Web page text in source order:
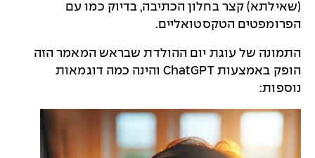
(שאילתא) קצר בחלון הכתיבה, בדיוק כמו עם
הפרומפטים הטקסטואליים.
התמונה של עוגת יום ההולדת שבראש המאמר הזה
הופק באמצעות ChatGPT והינה כמה דוגמאות
נוספות: